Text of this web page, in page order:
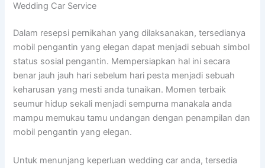
Wedding Car Service
Dalam resepsi pernikahan yang dilaksanakan, tersedianya
mobil pengantin yang elegan dapat menjadi sebuah simbol
status sosial pengantin. Mempersiapkan hal ini secara
benar jauh jauh hari sebelum hari pesta menjadi sebuah
keharusan yang mesti anda tunaikan. Momen terbaik
seumur hidup sekali menjadi sempurna manakala anda
mampu memukau tamu undangan dengan penampilan dan
mobil pengantin yang elegan.
Untuk menunjang keperluan wedding car anda, tersedia